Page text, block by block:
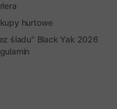
hurtowe
śladu" Black Yak 2026